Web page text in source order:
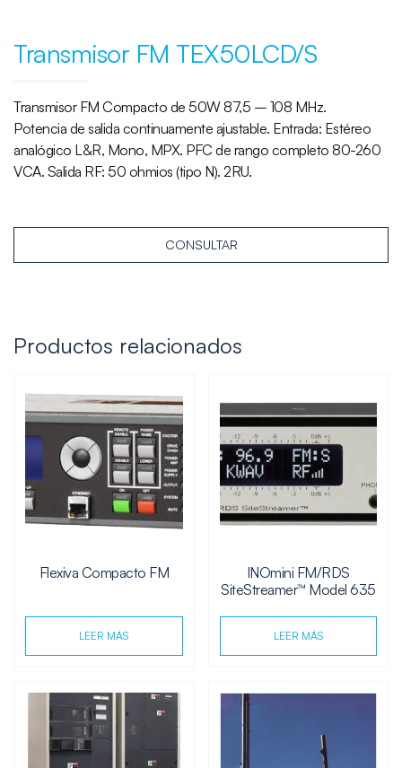
Transmisor FM TEX50LCD/S
Transmisor FM Compacto de 50W 87,5 – 108 MHz.
Potencia de salida continuamente ajustable. Entrada: Estéreo
analógico L&R, Mono, MPX. PFC de rango completo 80-260
VCA. Salida RF: 50 ohmios (tipo N). 2RU.
CONSULTAR
Productos relacionados
Flexiva Compacto FM
LEER MÁS
INOmini FM/RDS
SiteStreamer™ Model 635
LEER MÁS